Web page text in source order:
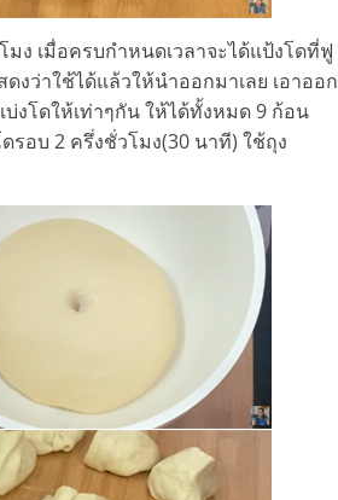
ง เมื่อครบกำหนดเวลาจะได้แป้งโดที่ฟู
งว่าใช้ได้แล้วให้นำออกมาเลย เอาออก
งโดให้เท่าๆกัน ให้ได้ทั้งหมด 9 ก้อน
อบ 2 ครึ่งชั่วโมง(30 นาที) ใช้ถุง